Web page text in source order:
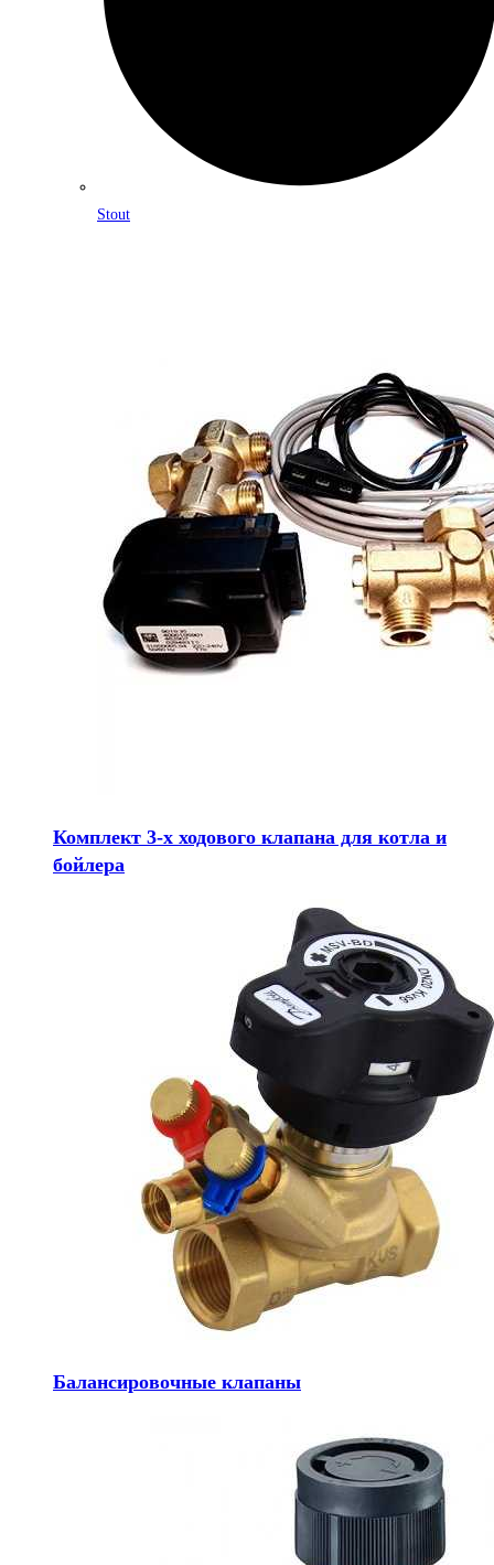
Stout
Комплект 3-х ходового клапана для котла и
бойлера
Балансировочные клапаны